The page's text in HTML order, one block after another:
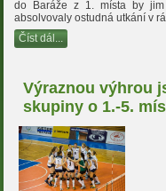
do Baráže z 1. místa by jim
absolvovaly ostudná utkání v
Číst dál...
Výraznou výhrou
skupiny o 1.-5.